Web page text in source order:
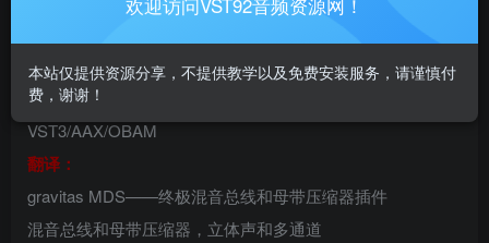
混音总线插件Fiedler Audio Gravitas MDS
VST插件格式：
VST3/AAX/OBAM
翻译：
gravitas MDS——终极混音总线和母带压缩器插件
混音总线和母带压缩器，立体声和多通道
本站仅提供资源分享，不提供教学以及免费安装服务，请谨慎付
费，谢谢！